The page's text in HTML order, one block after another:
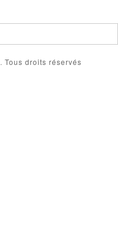
. Tous droits réservés